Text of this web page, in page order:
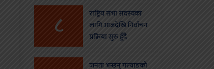
८
राष्ट्रिय सभा सदस्यका
लागि आजदेखि निर्वाचन
प्रक्रिया सुरु हुँदै
जनता भन्छन् गल्याङको